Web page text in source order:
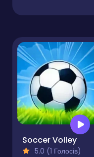
Soccer Volley
5.0 (1 Голосів)